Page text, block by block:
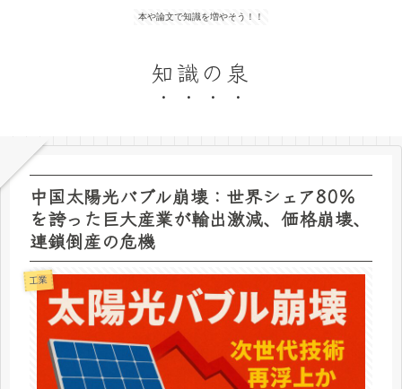
本や論文で知識を増やそう！！
知識の泉
中国太陽光バブル崩壊：世界シェア80％
を誇った巨大産業が輸出激減、価格崩壊、
連鎖倒産の危機
工業